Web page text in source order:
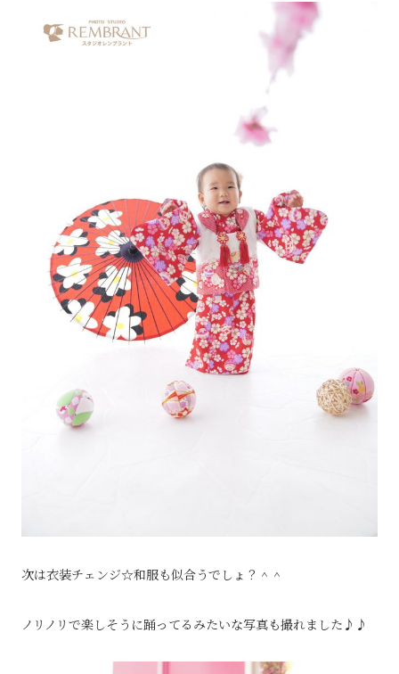
次は衣装チェンジ☆和服も似合うでしょ？＾＾
ノリノリで楽しそうに踊ってるみたいな写真も撮れました♪♪